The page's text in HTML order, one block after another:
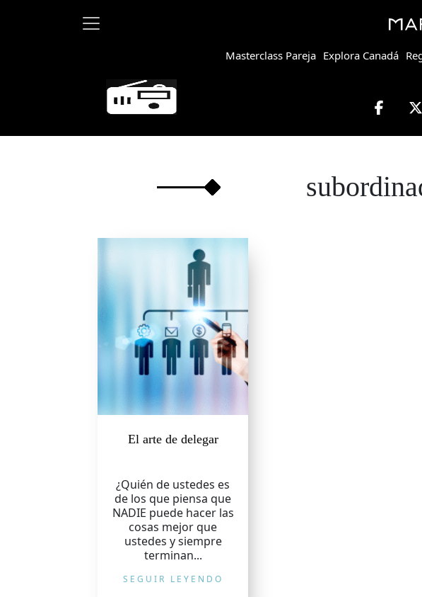
Masterclass Pareja Explora Canadá
Martha Debayle en W,
El arte de delegar
¿Quién de ustedes es
de los que piensa que
NADIE puede hacer las
cosas mejor que
ustedes y siempre
terminan...
SEGUIR LEYENDO